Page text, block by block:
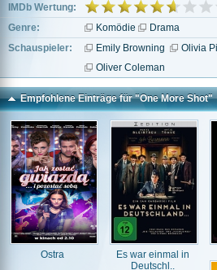
IMDb Wertung:
Genre:
Komödie
Drama
Schauspieler:
Emily Browning Olivia
Oliver Coleman
Empfohlene Einträge für "One More Shot"
Ostra
Es war einmal in
Deutschl..